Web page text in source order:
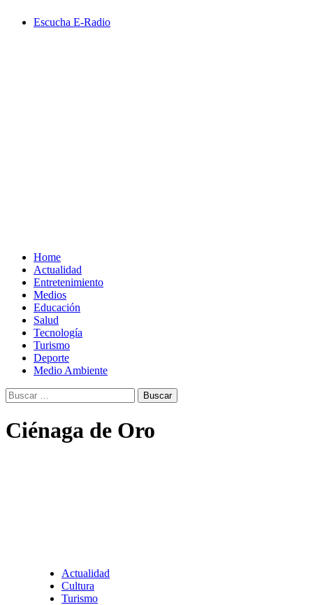
Escucha E-Radio
Home
Actualidad
Entretenimiento
Medios
Educación
Salud
Tecnología
Turismo
Deporte
Medio Ambiente
Buscar:
Ciénaga de Oro
Actualidad
Cultura
Turismo